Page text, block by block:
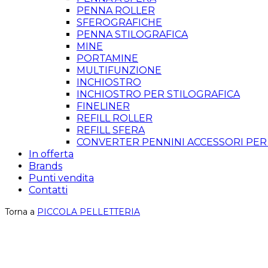
PENNA ROLLER
SFEROGRAFICHE
PENNA STILOGRAFICA
MINE
PORTAMINE
MULTIFUNZIONE
INCHIOSTRO
INCHIOSTRO PER STILOGRAFICA
FINELINER
REFILL ROLLER
REFILL SFERA
CONVERTER PENNINI ACCESSORI
In offerta
Brands
Punti vendita
Contatti
Torna a PICCOLA PELLETTERIA